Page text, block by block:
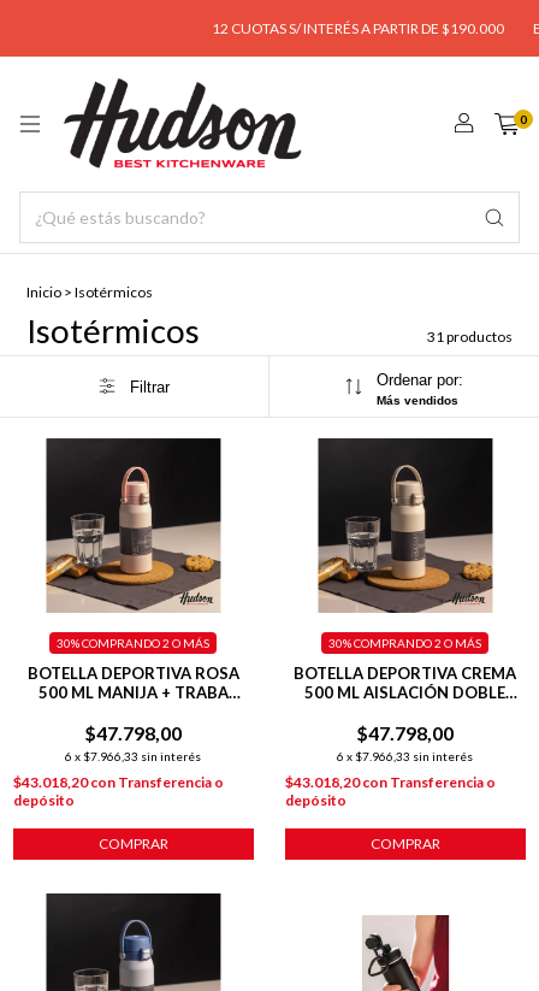
12 CUOTAS S/ INTERÉS A PARTIR DE $190.000 ENVÍO
0
Inicio > Isotérmicos
Isotérmicos 31 productos
Filtrar Ordenar por:
Más vendidos
BOTELLA DEPORTIVA ROSA
500 ML MANIJA + TRABA
$47.798,00
6 x $7.966,33 sin interés
30%COMPRANDO 2 O MÁS
$43.018,20con Transferencia o
depósito
COMPRAR
BOTELLA DEPORTIVA CREMA
500 ML AISLACIÓN DOBLE
$47.798,00
6 x $7.966,33 sin interés
30%COMPRANDO 2 O MÁS
$43.018,20con Transferencia o
depósito
COMPRAR